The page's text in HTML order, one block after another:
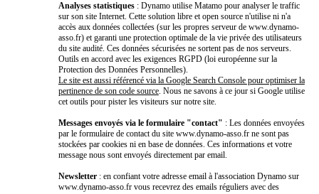
Analyses statistiques : Dynamo utilise Matamo pour analyser le traffic
sur son site Internet. Cette solution libre et open source n'utilise ni n'a
accès aux données collectées (sur les propres serveur de www.dynamo-
asso.fr) et garanti une protection optimale de la vie privée des utilisateurs
du site audité. Ces données sécurisées ne sortent pas de nos serveurs.
Outils en accord avec les exigences RGPD (loi européenne sur la
Protection des Données Personnelles).
Le site est aussi référencé via la Google Search Console pour optimiser la
pertinence de son code source. Nous ne savons à ce jour si Google utilise
cet outils pour pister les visiteurs sur notre site.
Messages envoyés via le formulaire "contact" : Les données envoyées
par le formulaire de contact du site www.dynamo-asso.fr ne sont pas
stockées par cookies ni en base de données. Ces informations et votre
message nous sont envoyés directement par email.
Newsletter : en confiant votre adresse email à l'association Dynamo sur
www.dynamo-asso.fr vous recevrez des emails réguliers avec des